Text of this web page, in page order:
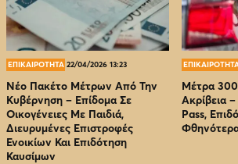
ΕΠΙΚΑΙΡΟΤΗΤΑ 22/04/2026 13:23
Νέο Πακέτο Μέτρων Από Την
Κυβέρνηση – Επίδομα Σε
Οικογένειες Με Παιδιά,
Διευρυμένες Επιστροφές
Ενοικίων Και Επιδότηση
Καυσίμων
Μέτρα
Ακρίβεια
Pass,